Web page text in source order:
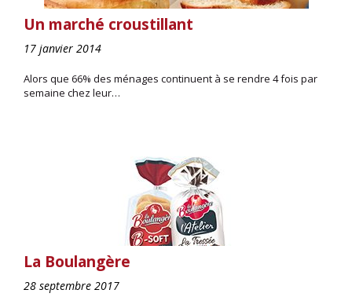
Un marché croustillant
17 janvier 2014
Alors que 66% des ménages continuent à se rendre 4 fois par
semaine chez leur…
La Boulangère
28 septembre 2017